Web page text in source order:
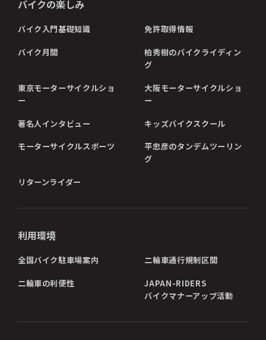
バイクの楽しみ
バイク入門基礎知識 免許取得情報
バイク月間
柏秀樹のバイクライディン
グ
東京モーターサイクルショ
ー
大阪モーターサイクルショ
ー
著名人インタビュー キッズバイクスクール
モーターサイクルスポーツ
平忠彦のタンデムツーリン
グ
リターンライダー
利用環境
全国バイク駐車場案内 二輪車通行規制区間
二輪車の利便性
JAPAN-RIDERS
バイクマナーアップ活動